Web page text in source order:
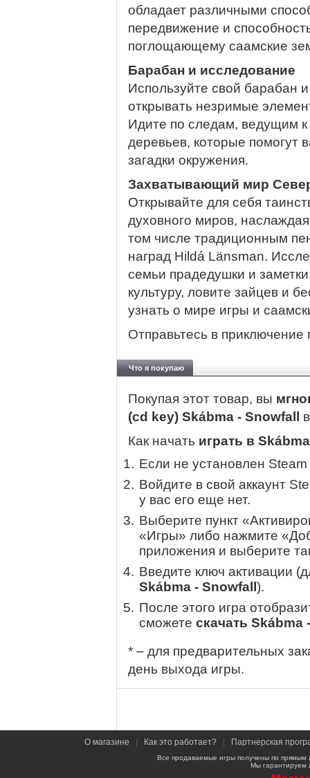
обладает различными
передвижение и
поглощающему саамские
Барабан и исследование
Используйте свой барабан
открывать незримые
Идите по следам, ведущим
деревьев, которые помогут
загадки окружения.
Захватывающий мир
Открывайте для себя
духовного миров,
том числе традиционным
наград Hildá Länsman.
семьи прадедушки и
культуру, ловите зайцев и
узнать о мире игры и
Отправьтесь в
Что я покупаю
Покупая этот товар, вы
(cd key) Skábma - Snowfall
Как начать играть в
Если не установлен
Войдите в свой аккаунт
у вас его еще нет.
Выберите пункт
«Игры» либо нажмите
приложения и выберите
Введите ключ активации
Skábma - Snowfall ).
После этого игра
сможете скачать Skábma
* – для предварительных
день выхода игры.
О магазине Как это работает? Партнерская
Все продаваемые игры получены по
Мы гарантируем